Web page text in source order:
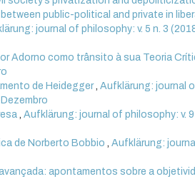
public-political and private in
journal of philosophy: v. 5 n. 3
Adorno como trânsito à sua Teoria
de Heidegger ,Aufklärung: journal
,Aufklärung: journal of philosophy: v. 9
de Norberto Bobbio ,Aufklärung:
apontamentos sobre a